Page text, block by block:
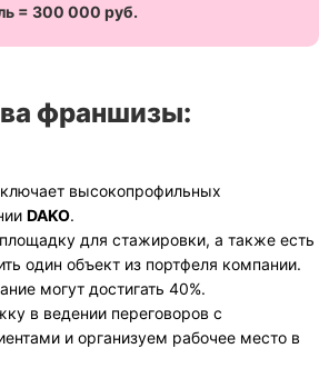
= 300 000 руб.
франшизы:
высокопрофильных
DAKO.
для стажировки, а также есть
один объект из портфеля компании.
могут достигать 40%.
в ведении переговоров с
и организуем рабочее место в